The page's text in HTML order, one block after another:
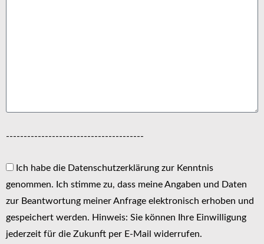
---------------------------------------
Ich habe die Datenschutzerklärung zur Kenntnis
genommen. Ich stimme zu, dass meine Angaben und Daten
zur Beantwortung meiner Anfrage elektronisch erhoben und
gespeichert werden. Hinweis: Sie können Ihre Einwilligung
jederzeit für die Zukunft per E-Mail widerrufen.